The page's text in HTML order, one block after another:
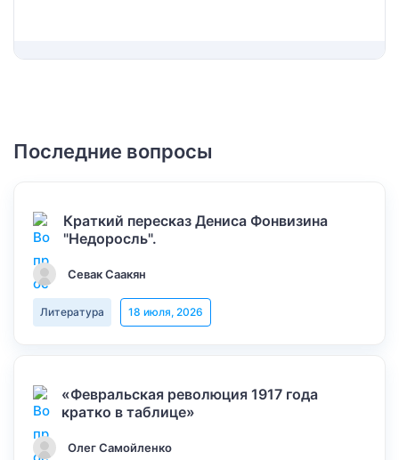
Последние вопросы
Краткий пересказ Дениса Фонвизина
"Недоросль".
Севак Саакян
Литература 18 июля, 2026
«Февральская революция 1917 года
кратко в таблице»
Олег Самойленко